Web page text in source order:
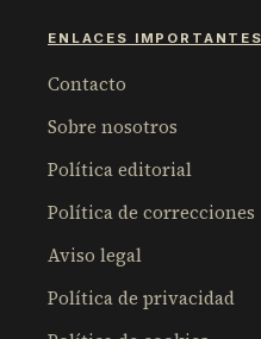
ENLACES IMPORTANTES
Contacto
Sobre nosotros
Política editorial
Política de correcciones
Aviso legal
Política de privacidad